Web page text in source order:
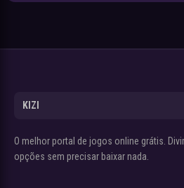
KIZI
O melhor portal de jogos online grátis.
opções sem precisar baixar nada.